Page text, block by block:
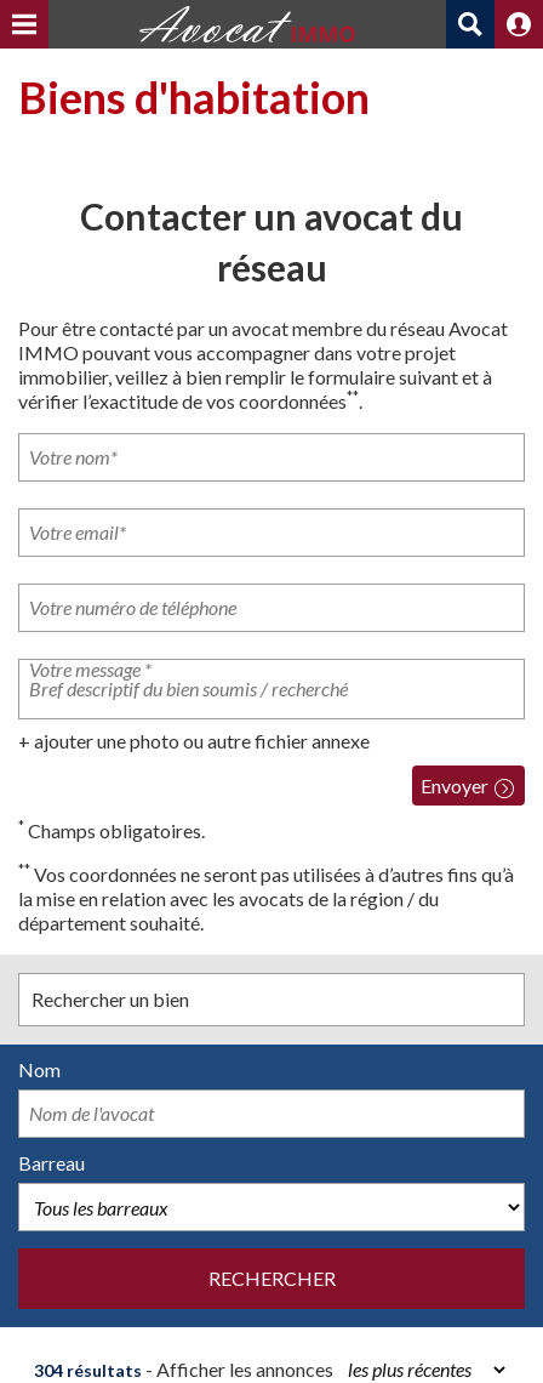
Biens d'habitation
Contacter un avocat du
réseau
Pour être contacté par un avocat membre du réseau Avocat
IMMO pouvant vous accompagner dans votre projet
immobilier, veillez à bien remplir le formulaire suivant et à
vérifier l’exactitude de vos coordonnées**.
+ ajouter une photo ou autre fichier annexe
Envoyer
* Champs obligatoires.
** Vos coordonnées ne seront pas utilisées à d’autres fins qu’à
la mise en relation avec les avocats de la région / du
département souhaité.
Rechercher un bien
Nom
Barreau
304 résultats - Afficher les annonces